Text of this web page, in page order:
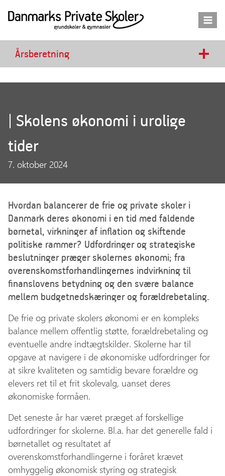
Årsberetning
| Skolens økonomi i urolige
tider
7. oktober 2024
Hvordan balancerer de frie og private skoler i
Danmark deres økonomi i en tid med faldende
børnetal, virkninger af inflation og skiftende
politiske rammer? Udfordringer og strategiske
beslutninger præger skolernes økonomi; fra
overenskomstforhandlingernes indvirkning til
finanslovens betydning og den svære balance
mellem budgetnedskæringer og forældrebetaling.
De frie og private skolers økonomi er en kompleks
balance mellem offentlig støtte, forældrebetaling og
eventuelle andre indtægtskilder. Skolerne har til
opgave at navigere i de økonomiske udfordringer for
at sikre kvaliteten og samtidig bevare forældre og
elevers ret til et frit skolevalg, uanset deres
økonomiske formåen.
Det seneste år har været præget af forskellige
udfordringer for skolerne. Bl.a. har det generelle fald i
børnetallet og resultatet af
overenskomstforhandlingerne i foråret krævet
omhyggelig økonomisk styring og strategisk